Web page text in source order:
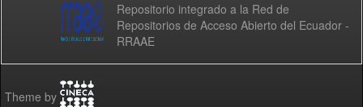
Repositorio integrado a la Red de
Repositorios de Acceso Abierto del Ecuador -
RRAAE
Theme by